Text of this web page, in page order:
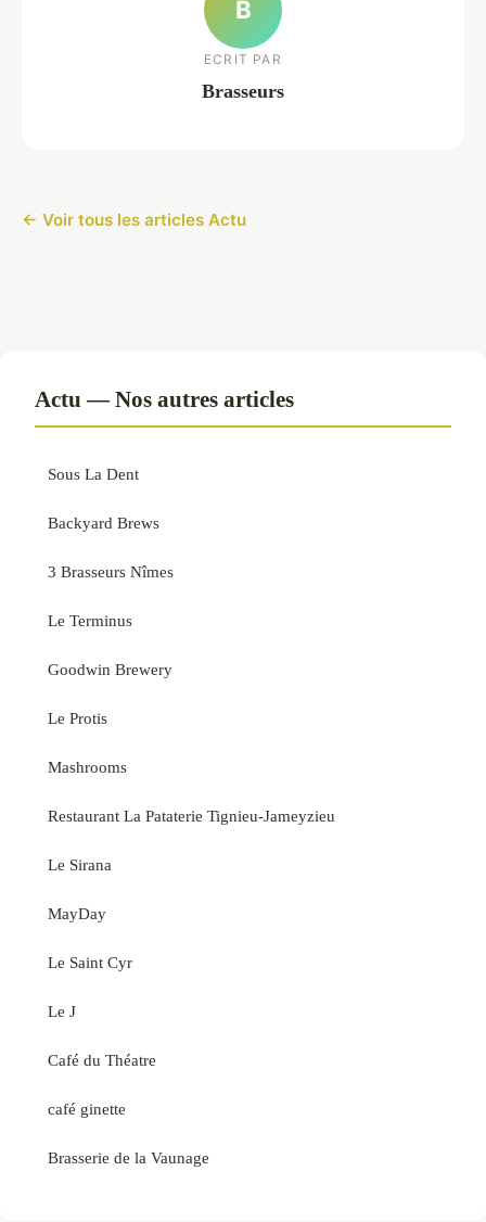
B
ECRIT PAR
Brasseurs
← Voir tous les articles Actu
Actu — Nos autres articles
Sous La Dent
Backyard Brews
3 Brasseurs Nîmes
Le Terminus
Goodwin Brewery
Le Protis
Mashrooms
Restaurant La Pataterie Tignieu-Jameyzieu
Le Sirana
MayDay
Le Saint Cyr
Le J
Café du Théatre
café ginette
Brasserie de la Vaunage